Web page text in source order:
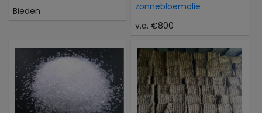
Bieden
zonnebloemolie
v.a. €800